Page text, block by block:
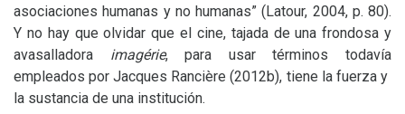
asociaciones humanas y no humanas” (Latour, 2004, p. 80).
Y no hay que olvidar que el cine, tajada de una frondosa y
avasalladora imagérie, para usar términos todavía
empleados por Jacques Rancière (2012b), tiene la fuerza y ​​
la sustancia de una institución.